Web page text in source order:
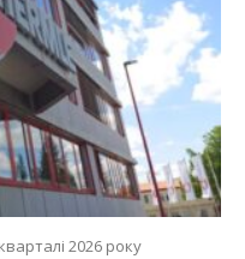
2026 року